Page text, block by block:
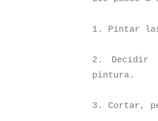
1. Pintar
2. Decidir
pintura.
3. Cortar,